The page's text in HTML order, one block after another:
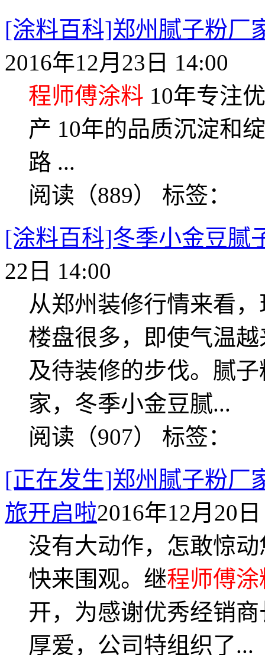
[涂料百科]郑州腻子粉厂
2016年12月23日 14:00
程师傅涂料 10年专注
产 10年的品质沉淀和
路 ...
阅读（889） 标签：
[涂料百科]冬季小金豆腻
22日 14:00
从郑州装修行情来看
楼盘很多，即使气温
及待装修的步伐。腻
家，冬季小金豆腻...
阅读（907） 标签：
[正在发生]郑州腻子粉厂
旅开启啦2016年12月20
没有大动作，怎敢惊
快来围观。继程师傅涂
开，为感谢优秀经销
厚爱，公司特组织了...